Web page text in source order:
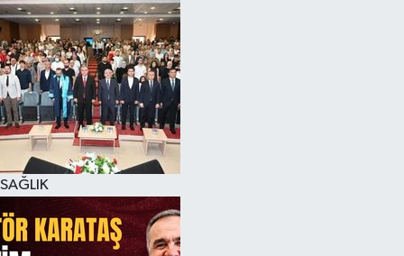
SAĞLIK